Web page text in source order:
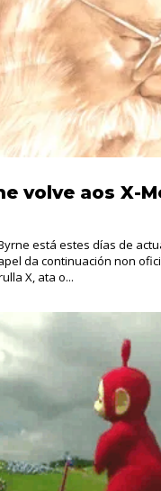
volve aos X-
está estes días de
da continuación non
X, ata o...